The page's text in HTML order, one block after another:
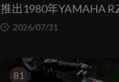
推出1980年YAMAHA
套件2026/07/31
81